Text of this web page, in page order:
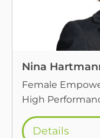
Nina
Female
High
Details